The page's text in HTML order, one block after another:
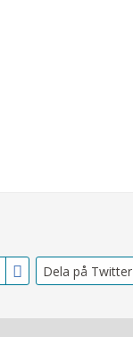
Dela på Twitter